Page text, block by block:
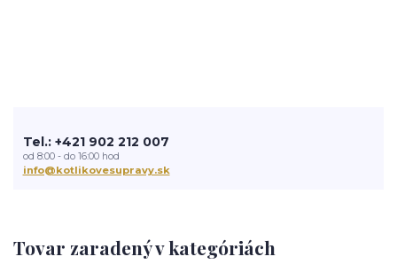
Tovar zaradený v kategóriách
Tel.: +421 902 212 007
od 8:00 - do 16:00 hod
info@kotlikovesupravy.sk